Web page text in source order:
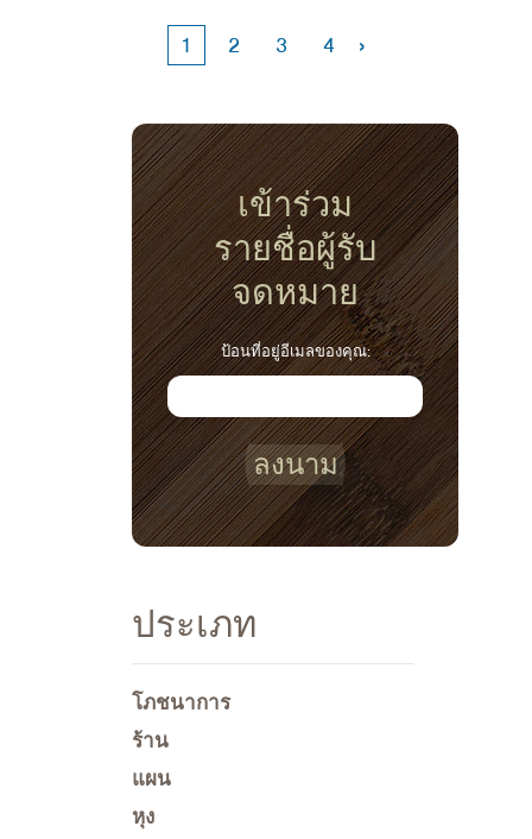
1 2 3 4 ›
เข้าร่วม
รายชื่อผู้รับ
จดหมาย
ป้อนที่อยู่อีเมลของคุณ:
ลงนาม
ประเภท
โภชนาการ
ร้าน
แผน
หุง